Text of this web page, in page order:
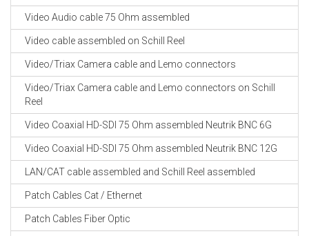
Video Audio cable 75 Ohm assembled
Video cable assembled on Schill Reel
Video/Triax Camera cable and Lemo connectors
Video/Triax Camera cable and Lemo connectors on Schill
Reel
Video Coaxial HD-SDI 75 Ohm assembled Neutrik BNC 6G
Video Coaxial HD-SDI 75 Ohm assembled Neutrik BNC 12G
LAN/CAT cable assembled and Schill Reel assembled
Patch Cables Cat / Ethernet
Patch Cables Fiber Optic